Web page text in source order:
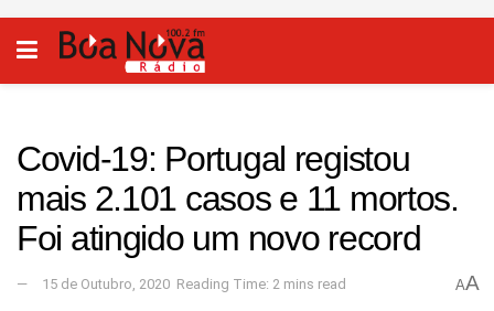
Covid-19: Portugal registou
mais 2.101 casos e 11 mortos.
Foi atingido um novo record
15 de Outubro, 2020 Reading Time: 2 mins read AA